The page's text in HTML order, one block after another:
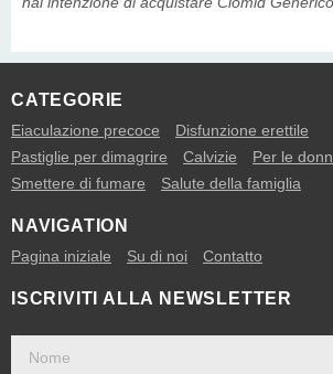
CATEGORIE
Eiaculazione precoce
Disfunzione erettile
Pastiglie per dimagrire
Calvizie
Per le
Smettere di fumare
Salute della famiglia
NAVIGATION
Pagina iniziale Su di noi Contatto
ISCRIVITI ALLA NEWSLETTER